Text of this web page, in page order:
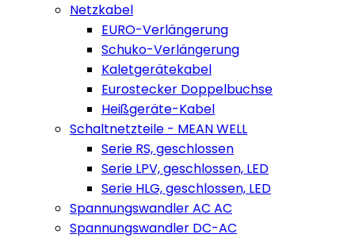
Netzkabel
EURO-Verlängerung
Schuko-Verlängerung
Kaletgerätekabel
Eurostecker Doppelbuchse
Heißgeräte-Kabel
Schaltnetzteile - MEAN WELL
Serie RS, geschlossen
Serie LPV, geschlossen, LED
Serie HLG, geschlossen, LED
Spannungswandler AC AC
Spannungswandler DC-AC